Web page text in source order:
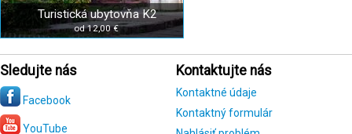
Turistická ubytovňa K2
od 12,00 €
Sledujte nás
Facebook
YouTube
Kontaktujte nás
Kontaktné údaje
Kontaktný formulár